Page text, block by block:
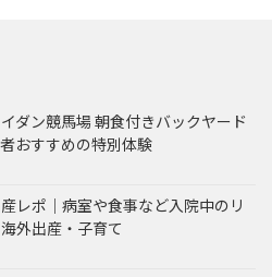
イダン競馬場 朝食付きバックヤード
おすすめの特別体験
産レポ｜病室や食事など入院中のリ
外出産・子育て